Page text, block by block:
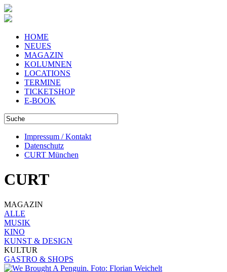
HOME
NEUES
MAGAZIN
KOLUMNEN
LOCATIONS
TERMINE
TICKETSHOP
E-BOOK
Impressum / Kontakt
Datenschutz
CURT München
CURT
MAGAZIN
ALLE
MUSIK
KINO
KUNST & DESIGN
KULTUR
GASTRO & SHOPS